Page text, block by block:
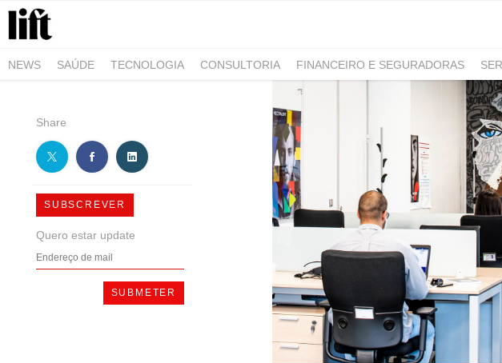
NEWS SAÚDE TECNOLOGIA CONSULTORIA FINANCEIRO E SEGURADORAS
ARQUITETURA NOTÍCIAS
Share
SUBSCREVER
Quero estar update